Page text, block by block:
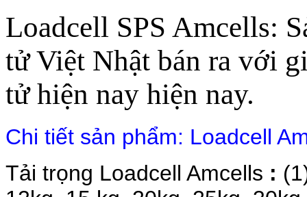
Loadcell SPS Amcells:
tử Việt Nhật bán ra với
tử hiện nay hiện nay.
Chi tiết sản phẩm: Loadcell
Tải trọng Loadcell Amcells :